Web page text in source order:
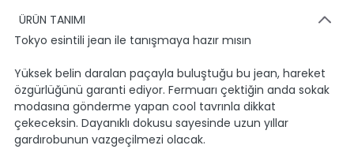
ÜRÜN TANIMI
Tokyo esintili jean ile tanışmaya hazır mısın
Yüksek belin daralan paçayla buluştuğu bu jean, hareket
özgürlüğünü garanti ediyor. Fermuarı çektiğin anda sokak
modasına gönderme yapan cool tavrınla dikkat
çekeceksin. Dayanıklı dokusu sayesinde uzun yıllar
gardırobunun vazgeçilmezi olacak.